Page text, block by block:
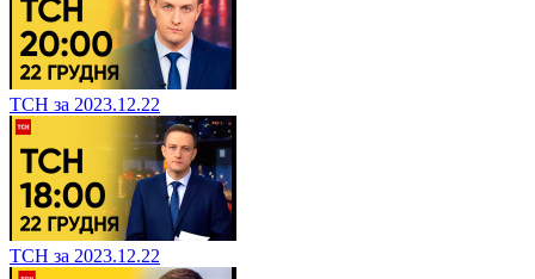
ТСН за 2023.12.22
ТСН за 2023.12.22